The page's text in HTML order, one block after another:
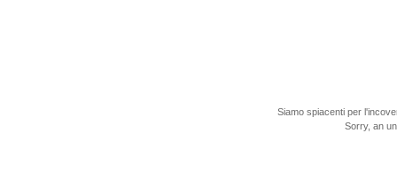
Siamo spiacenti per
Sorry, an